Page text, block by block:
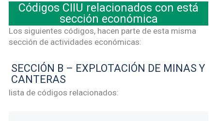
Códigos CIIU relacionados con está
sección económica
Los siguientes códigos, hacen parte de esta misma
sección de actividades económicas:
SECCIÓN B – EXPLOTACIÓN DE MINAS Y
CANTERAS
lista de códigos relacionados: